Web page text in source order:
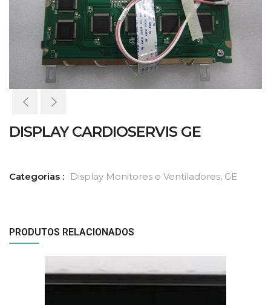
DISPLAY CARDIOSERVIS GE
Categorias : Display Monitores e Ventiladores, GE
PRODUTOS RELACIONADOS